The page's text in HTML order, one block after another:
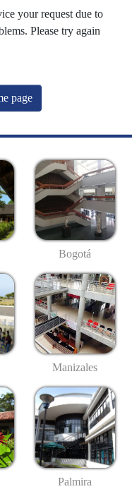
your request due to
Please try again
page
Bogotá
Manizales
Palmira